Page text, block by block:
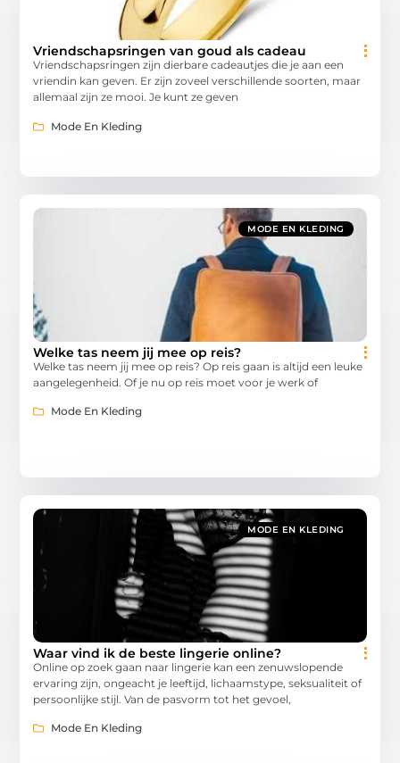
Vriendschapsringen van goud als cadeau
Vriendschapsringen zijn dierbare cadeautjes die je aan een
vriendin kan geven. Er zijn zoveel verschillende soorten, maar
allemaal zijn ze mooi. Je kunt ze geven
Mode En Kleding
MODE EN KLEDING
Welke tas neem jij mee op reis?
Welke tas neem jij mee op reis? Op reis gaan is altijd een leuke
aangelegenheid. Of je nu op reis moet voor je werk of
Mode En Kleding
MODE EN KLEDING
Waar vind ik de beste lingerie online?
Online op zoek gaan naar lingerie kan een zenuwslopende
ervaring zijn, ongeacht je leeftijd, lichaamstype, seksualiteit of
persoonlijke stijl. Van de pasvorm tot het gevoel,
Mode En Kleding